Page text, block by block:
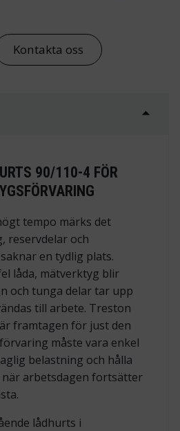
Kontakta oss
90/110-4 FÖR
tempo märks det
reservdelar och
en tydlig plats.
låda, mätverktyg blir
och tunga delar tar upp
till arbete. Treston
framtagen för just den
måste vara enkel
belastning och hålla
när arbetsdagen fortsätter
lådhurts i